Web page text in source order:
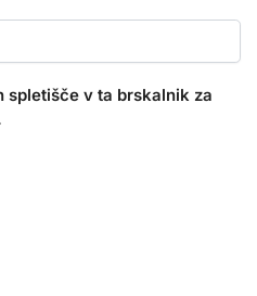
spletišče v ta brskalnik za